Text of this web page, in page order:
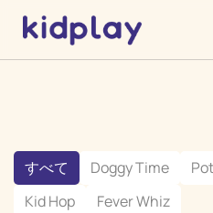
すべて Doggy Time
Kid Hop
Fever Whiz